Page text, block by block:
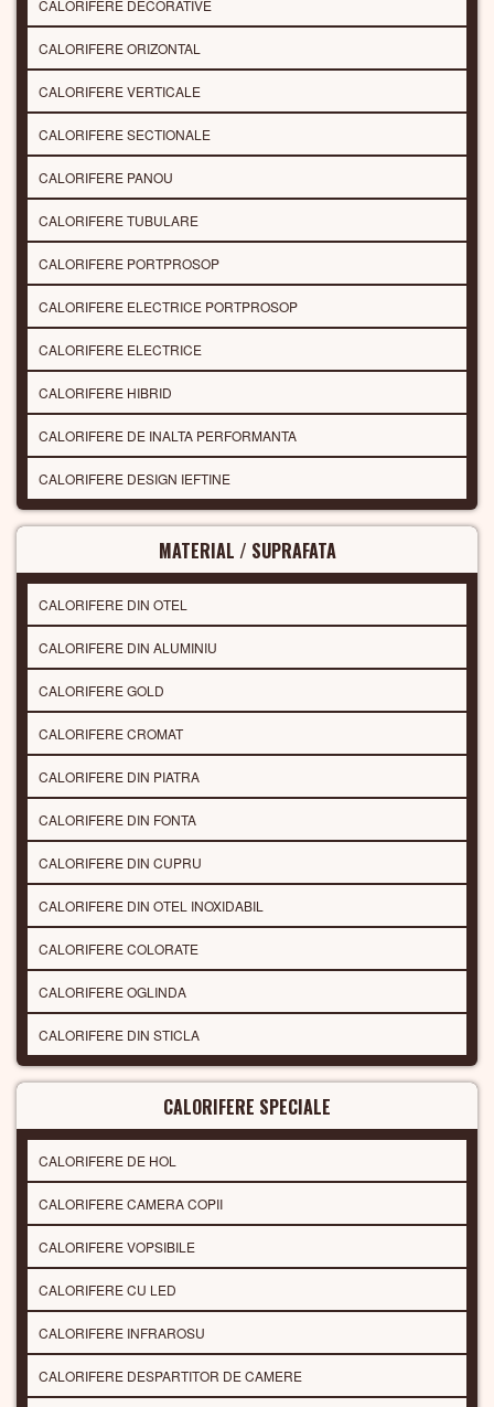
CALORIFERE DECORATIVE
CALORIFERE ORIZONTAL
CALORIFERE VERTICALE
CALORIFERE SECTIONALE
CALORIFERE PANOU
CALORIFERE TUBULARE
CALORIFERE PORTPROSOP
CALORIFERE ELECTRICE PORTPROSOP
CALORIFERE ELECTRICE
CALORIFERE HIBRID
CALORIFERE DE INALTA PERFORMANTA
CALORIFERE DESIGN IEFTINE
MATERIAL / SUPRAFATA
CALORIFERE DIN OTEL
CALORIFERE DIN ALUMINIU
CALORIFERE GOLD
CALORIFERE CROMAT
CALORIFERE DIN PIATRA
CALORIFERE DIN FONTA
CALORIFERE DIN CUPRU
CALORIFERE DIN OTEL INOXIDABIL
CALORIFERE COLORATE
CALORIFERE OGLINDA
CALORIFERE DIN STICLA
CALORIFERE SPECIALE
CALORIFERE DE HOL
CALORIFERE CAMERA COPII
CALORIFERE VOPSIBILE
CALORIFERE CU LED
CALORIFERE INFRAROSU
CALORIFERE DESPARTITOR DE CAMERE